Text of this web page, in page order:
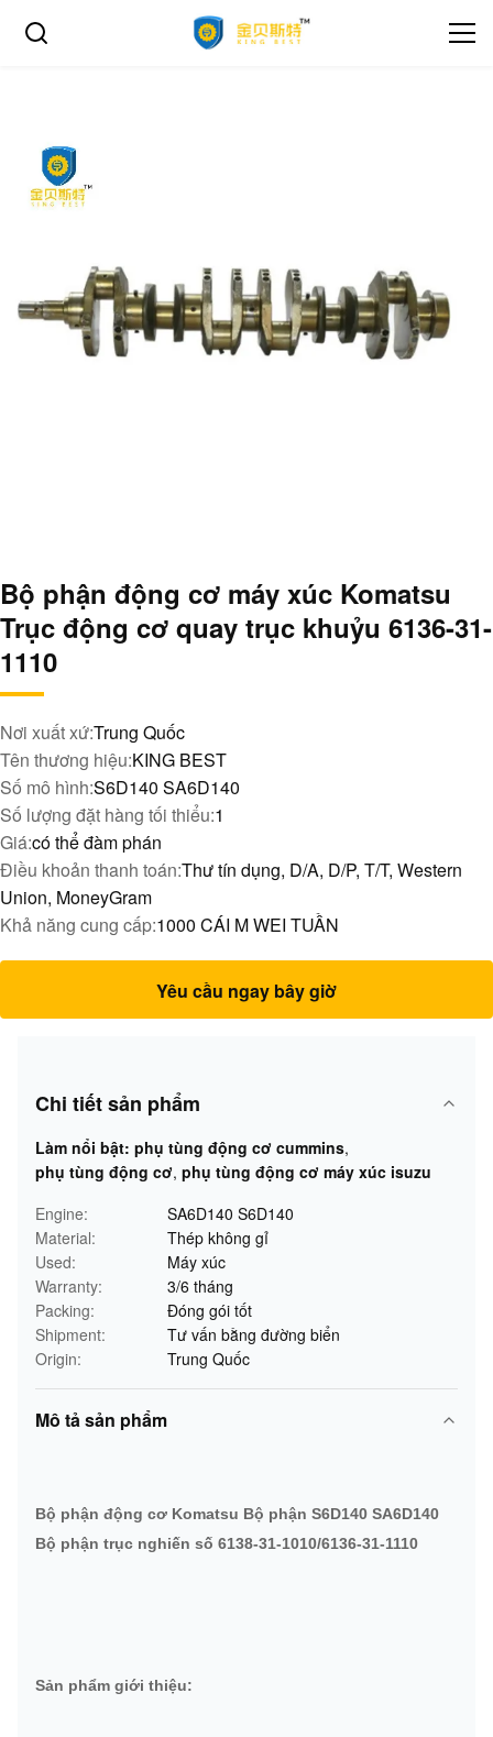
Bộ phận động cơ máy xúc Komatsu
Trục động cơ quay trục khuỷu 6136-31-
1110
Nơi xuất xứ:Trung Quốc
Tên thương hiệu:KING BEST
Số mô hình:S6D140 SA6D140
Số lượng đặt hàng tối thiểu:1
Giá:có thể đàm phán
Điều khoản thanh toán:Thư tín dụng, D/A, D/P, T/T, Western
Union, MoneyGram
Khả năng cung cấp:1000 CÁI M WEI TUẦN
Yêu cầu ngay bây giờ
Chi tiết sản phẩm
Làm nổi bật: phụ tùng động cơ cummins,
phụ tùng động cơ, phụ tùng động cơ máy xúc isuzu
Engine:
SA6D140 S6D140
Material:
Thép không gỉ
Used:
Máy xúc
Warranty:
3/6 tháng
Packing:
Đóng gói tốt
Shipment:
Tư vấn bằng đường biển
Origin:
Trung Quốc
Mô tả sản phẩm
Bộ phận động cơ Komatsu Bộ phận S6D140 SA6D140
Bộ phận trục nghiến số 6138-31-1010/6136-31-1110
Sản phẩm giới thiệu: